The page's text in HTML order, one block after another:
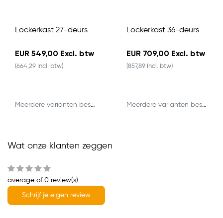
Lockerkast 27-deurs
EUR 549,00 Excl. btw
(664,29 Incl. btw)
Meerdere varianten beschikbaar
Lockerkast 36-deurs
EUR 709,00 Excl. btw
(857,89 Incl. btw)
Meerdere varianten beschikbaar
Wat onze klanten zeggen
average of 0 review(s)
Schrijf je eigen review